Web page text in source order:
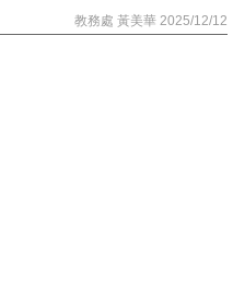
教務處 黃美華 2025/12/12